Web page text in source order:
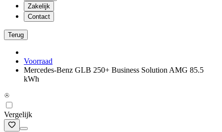
Zakelijk
Contact
Terug
Voorraad
Mercedes-Benz GLB 250+ Business Solution AMG 85.5
kWh
Vergelijk